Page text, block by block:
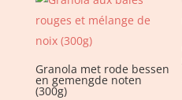
Granola met rode bessen
en gemengde noten
(300g)